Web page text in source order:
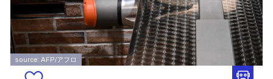
source: AFP/アフロ